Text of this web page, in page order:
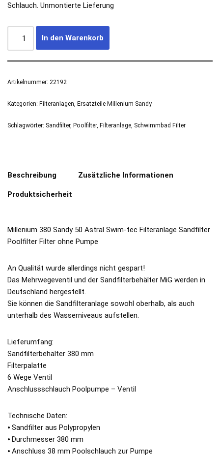
Schlauch. Unmontierte Lieferung
In den Warenkorb
Artikelnummer: 22192
Kategorien: Filteranlagen Ersatzteile Millenium Sandy
Schlagwörter: Sandfilter, Poolfilter, Filteranlage Schwimmbad Filter
Beschreibung Zusätzliche Informationen
Produktsicherheit
Millenium 380 Sandy 50 Astral Swim-tec Filteranlage Sandfilter
Poolfilter Filter ohne Pumpe
An Qualität wurde allerdings nicht gespart!
Das Mehrwegeventil und der Sandfilterbehälter MiG werden in
Deutschland hergestellt.
Sie können die Sandfilteranlage sowohl oberhalb, als auch
unterhalb des Wasserniveaus aufstellen.
Lieferumfang:
Sandfilterbehälter 380 mm
Filterpalatte
6 Wege Ventil
Anschlussschlauch Poolpumpe – Ventil
Technische Daten:
⦁ Sandfilter aus Polypropylen
⦁ Durchmesser 380 mm
⦁ Anschluss 38 mm Poolschlauch zur Pumpe